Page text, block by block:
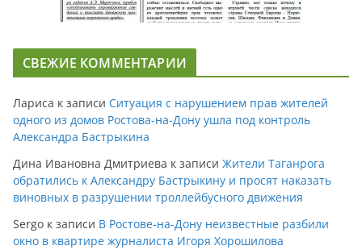
СВЕЖИЕ КОММЕНТАРИИ
Лариса к записи Ситуация с нарушением прав жителей
одного из домов Ростова-на-Дону ушла под контроль
Александра Бастрыкина
Дина Ивановна Дмитриева к записи Жители Таганрога
обратились к Александру Бастрыкину и просят наказать
виновных в разрушении троллейбусного движения
Sergo к записи В Ростове-на-Дону неизвестные разбили
окно в квартире журналиста Игоря Хорошилова